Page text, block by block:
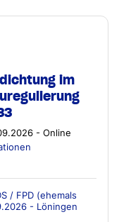
im
- Online
/ FPD (ehemals
- Löningen